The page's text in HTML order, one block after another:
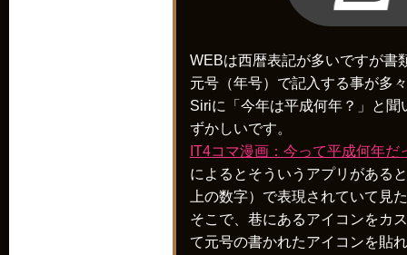
WEBは西暦表記が多いですが書
元号（年号）で記入する事が多
Siriに「今年は平成何年？」と
ずかしいです。
IT4コマ漫画：今って平成何年
によるとそういうアプリがある
上の数字）で表現されていて見
そこで、巷にあるアイコンをカ
て元号の書かれたアイコンを貼